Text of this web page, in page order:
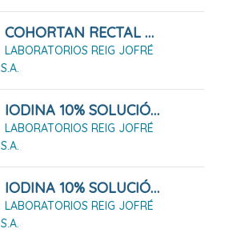
COHORTAN RECTAL POMADA, TUBO DE 30 G
LABORATORIOS REIG JOFRÉ
S.A.
IODINA 10% SOLUCIÓN 125 ML
LABORATORIOS REIG JOFRÉ
S.A.
IODINA 10% SOLUCIÓN 40 ML
LABORATORIOS REIG JOFRÉ
S.A.